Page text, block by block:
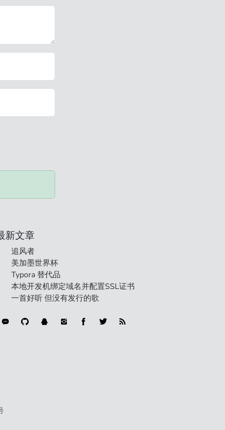
新文章
追风者
美加墨世界杯
Typora 替代品
本地开发机绑定域名并配置SSL证书
一首好听 但没有发行的歌